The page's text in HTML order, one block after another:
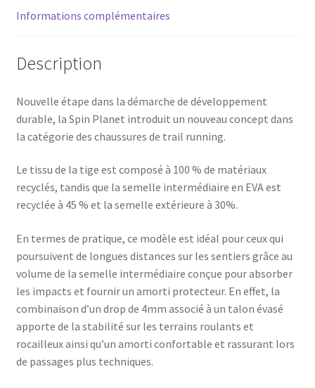
Informations complémentaires
Description
Nouvelle étape dans la démarche de développement
durable, la Spin Planet introduit un nouveau concept dans
la catégorie des chaussures de trail running.
Le tissu de la tige est composé à 100 % de matériaux
recyclés, tandis que la semelle intermédiaire en EVA est
recyclée à 45 % et la semelle extérieure à 30%.
En termes de pratique, ce modèle est idéal pour ceux qui
poursuivent de longues distances sur les sentiers grâce au
volume de la semelle intermédiaire conçue pour absorber
les impacts et fournir un amorti protecteur. En effet, la
combinaison d’un drop de 4mm associé à un talon évasé
apporte de la stabilité sur les terrains roulants et
rocailleux ainsi qu’un amorti confortable et rassurant lors
de passages plus techniques.